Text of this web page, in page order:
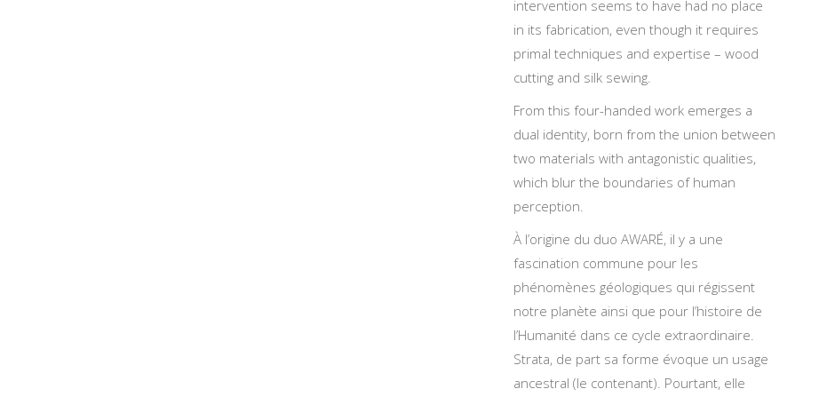
intervention seems to have had no place
in its fabrication, even though it requires
primal techniques and expertise – wood
cutting and silk sewing.
From this four-handed work emerges a
dual identity, born from the union between
two materials with antagonistic qualities,
which blur the boundaries of human
perception.
À l’origine du duo AWARÉ, il y a une
fascination commune pour les
phénomènes géologiques qui régissent
notre planète ainsi que pour l’histoire de
l’Humanité dans ce cycle extraordinaire.
Strata, de part sa forme évoque un usage
ancestral (le contenant). Pourtant, elle